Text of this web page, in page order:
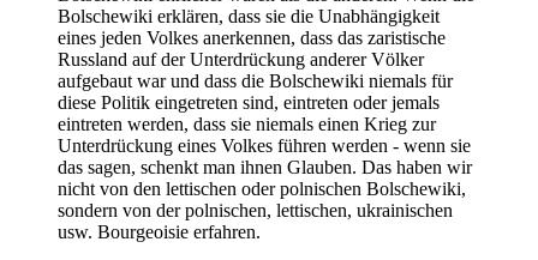
Bolschewiki erklären, dass sie die Unabhängigkeit
eines jeden Volkes anerkennen, dass das zaristische
Russland auf der Unterdrückung anderer Völker
aufgebaut war und dass die Bolschewiki niemals für
diese Politik eingetreten sind, eintreten oder jemals
eintreten werden, dass sie niemals einen Krieg zur
Unterdrückung eines Volkes führen werden - wenn sie
das sagen, schenkt man ihnen Glauben. Das haben wir
nicht von den lettischen oder polnischen Bolschewiki,
sondern von der polnischen, lettischen, ukrainischen
usw. Bourgeoisie erfahren.